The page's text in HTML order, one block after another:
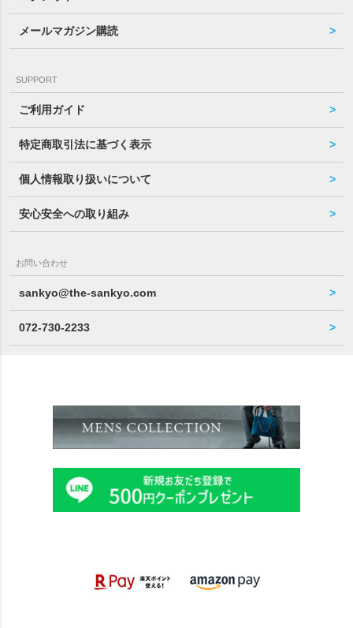
メールマガジン購読
SUPPORT
ご利用ガイド
特定商取引法に基づく表示
個人情報取り扱いについて
安心安全への取り組み
お問い合わせ
sankyo@the-sankyo.com
072-730-2233